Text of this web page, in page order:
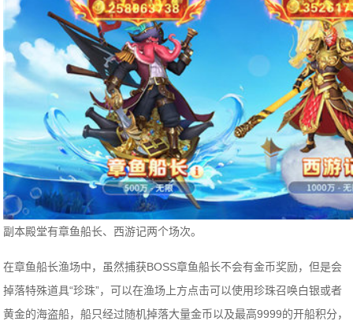
副本殿堂有章鱼船长、西游记两个场次。
在章鱼船长渔场中，虽然捕获BOSS章鱼船长不会有金币奖励，但是会
掉落特殊道具“珍珠”，可以在渔场上方点击可以使用珍珠召唤白银或者
黄金的海盗船，船只经过随机掉落大量金币以及最高9999的开船积分，